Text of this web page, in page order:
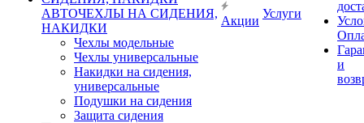
АВТОЧЕХЛЫ НА СИДЕНИЯ,
НАКИДКИ
Чехлы модельные
Чехлы универсальные
Накидки на сидения,
универсальные
Подушки на сидения
Защита сидения
Акции
Услуги
и